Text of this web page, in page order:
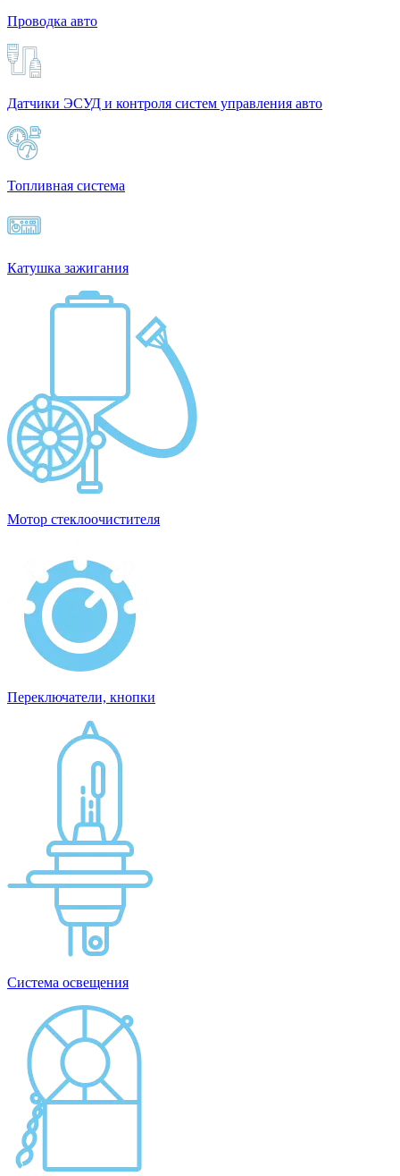
Проводка авто
Датчики ЭСУД и контроля систем управления авто
Топливная система
Катушка зажигания
Мотор стеклоочистителя
Переключатели, кнопки
Система освещения